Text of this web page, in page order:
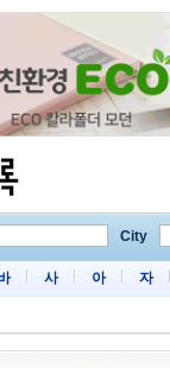
City
사 아 자